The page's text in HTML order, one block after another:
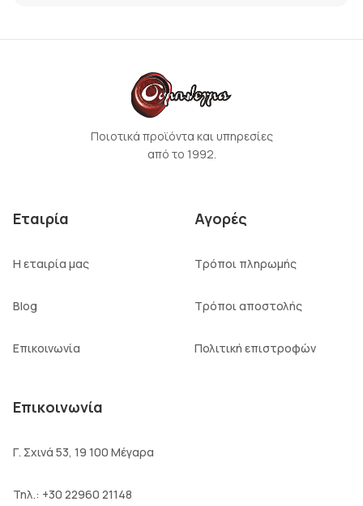
Ποιοτικά προϊόντα και υπηρεσίες
από το 1992.
Εταιρία
Η εταιρία μας
Blog
Επικοινωνία
Αγορές
Τρόποι πληρωμής
Τρόποι αποστολής
Πολιτική επιστροφών
Επικοινωνία
Γ. Σχινά 53, 19 100 Μέγαρα
Τηλ.: +30 22960 21148